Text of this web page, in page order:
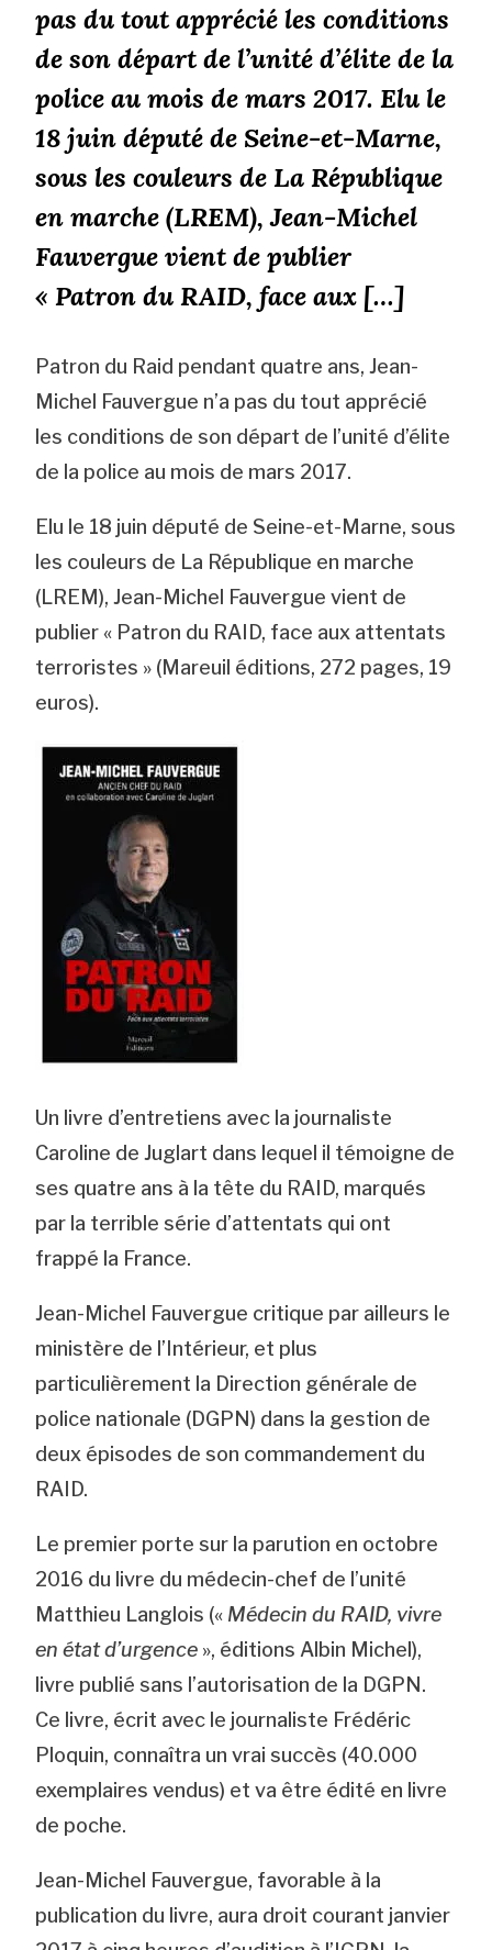
pas du tout apprécié les conditions
de son départ de l’unité d’élite de la
police au mois de mars 2017. Elu le
18 juin député de Seine-et-Marne,
sous les couleurs de La République
en marche (LREM), Jean-Michel
Fauvergue vient de publier
« Patron du RAID, face aux […]
Patron du Raid pendant quatre ans, Jean-
Michel Fauvergue n’a pas du tout apprécié
les conditions de son départ de l’unité d’élite
de la police au mois de mars 2017.
Elu le 18 juin député de Seine-et-Marne, sous
les couleurs de La République en marche
(LREM), Jean-Michel Fauvergue vient de
publier « Patron du RAID, face aux attentats
terroristes » (Mareuil éditions, 272 pages, 19
euros).
Un livre d’entretiens avec la journaliste
Caroline de Juglart dans lequel il témoigne de
ses quatre ans à la tête du RAID, marqués
par la terrible série d’attentats qui ont
frappé la France.
Jean-Michel Fauvergue critique par ailleurs le
ministère de l’Intérieur, et plus
particulièrement la Direction générale de
police nationale (DGPN) dans la gestion de
deux épisodes de son commandement du
RAID.
Le premier porte sur la parution en octobre
2016 du livre du médecin-chef de l’unité
Matthieu Langlois (« Médecin du RAID, vivre
en état d’urgence », éditions Albin Michel),
livre publié sans l’autorisation de la DGPN.
Ce livre, écrit avec le journaliste Frédéric
Ploquin, connaîtra un vrai succès (40.000
exemplaires vendus) et va être édité en livre
de poche.
Jean-Michel Fauvergue, favorable à la
publication du livre, aura droit courant janvier